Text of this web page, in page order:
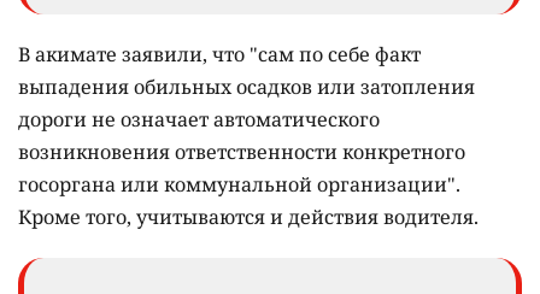
В акимате заявили, что "сам по себе факт
выпадения обильных осадков или затопления
дороги не означает автоматического
возникновения ответственности конкретного
госоргана или коммунальной организации".
Кроме того, учитываются и действия водителя.